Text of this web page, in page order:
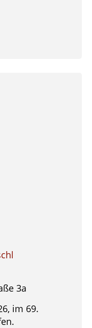
3a
im 69.